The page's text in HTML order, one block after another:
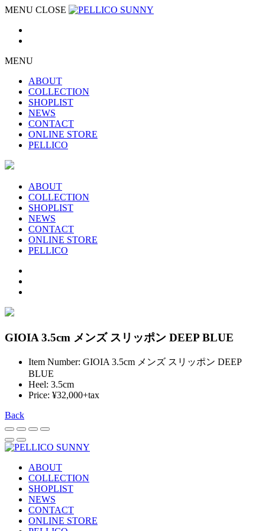
MENU CLOSE
MENU
ABOUT
COLLECTION
SHOPLIST
NEWS
CONTACT
ONLINE STORE
PELLICO
ABOUT
COLLECTION
SHOPLIST
NEWS
CONTACT
ONLINE STORE
PELLICO
GIOIA 3.5cm メンズ スリッポン DEEP BLUE
Item Number: GIOIA 3.5cm メンズ スリッポン DEEP
BLUE
Heel: 3.5cm
Price: ¥32,000+tax
Back
ABOUT
COLLECTION
SHOPLIST
NEWS
CONTACT
ONLINE STORE